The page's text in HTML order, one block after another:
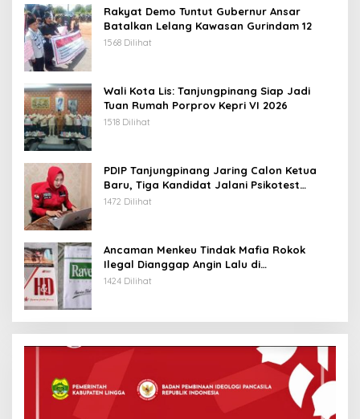
Rakyat Demo Tuntut Gubernur Ansar
Batalkan Lelang Kawasan Gurindam 12
1568 Dilihat
Wali Kota Lis: Tanjungpinang Siap Jadi
Tuan Rumah Porprov Kepri VI 2026
1518 Dilihat
PDIP Tanjungpinang Jaring Calon Ketua
Baru, Tiga Kandidat Jalani Psikotest
Daring
1472 Dilihat
Ancaman Menkeu Tindak Mafia Rokok
Ilegal Dianggap Angin Lalu di
Tanjungpinang
1424 Dilihat